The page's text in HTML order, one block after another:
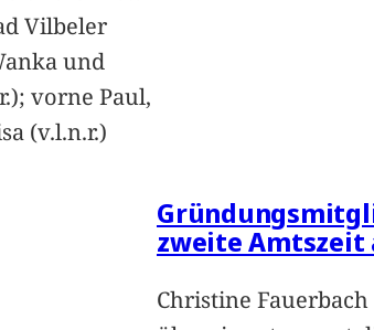
Vilbeler
und
vorne Paul,
(v.l.n.r.)
zweite Amtszeit
Christine Fauerbach